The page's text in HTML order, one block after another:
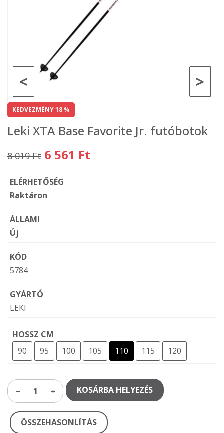
>
<
KEDVEZMÉNY 18 %
Leki XTA Base Favorite Jr. futóbotok
8 019 Ft 6 561 Ft
ELÉRHETŐSÉG
Raktáron
ÁLLAMI
Új
KÓD
5784
GYÁRTÓ
LEKI
HOSSZ CM
90
95 100 105 110 115 120
1 KOSÁRBA HELYEZÉS
ÖSSZEHASONLÍTÁS